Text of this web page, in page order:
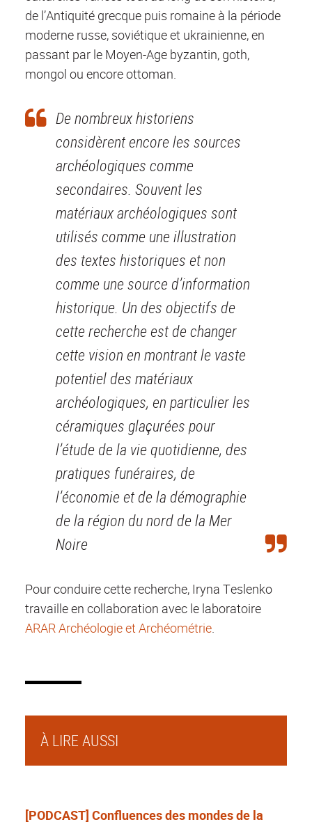
de l’Antiquité grecque puis romaine à la période
moderne russe, soviétique et ukrainienne, en
passant par le Moyen-Age byzantin, goth,
mongol ou encore ottoman.
De nombreux historiens
considèrent encore les sources
archéologiques comme
secondaires. Souvent les
matériaux archéologiques sont
utilisés comme une illustration
des textes historiques et non
comme une source d’information
historique. Un des objectifs de
cette recherche est de changer
cette vision en montrant le vaste
potentiel des matériaux
archéologiques, en particulier les
céramiques glaçurées pour
l’étude de la vie quotidienne, des
pratiques funéraires, de
l’économie et de la démographie
de la région du nord de la Mer
Noire
Pour conduire cette recherche, Iryna Teslenko
travaille en collaboration avec le laboratoire
ARAR Archéologie et Archéométrie.
À LIRE AUSSI
[PODCAST] Confluences des mondes de la